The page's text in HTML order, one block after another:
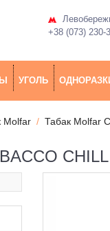
+38 (073) 230-
УГОЛЬ
Molfar Табак Molfar